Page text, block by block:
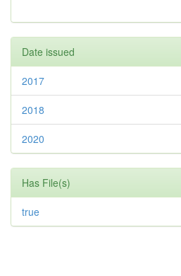
Date issued
2017
2018
2020
Has File(s)
true